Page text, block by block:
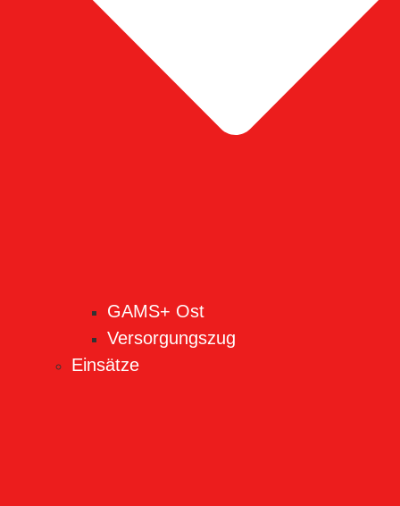
GAMS+ Ost
Versorgungszug
Einsätze